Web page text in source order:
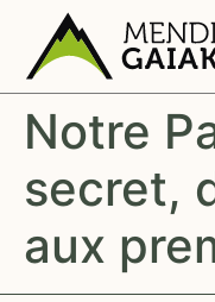
Notre
secret,
aux